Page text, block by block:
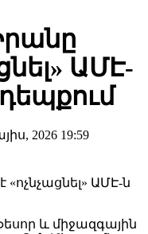
ԱՄԷ-
2026 19:59
և միջազգային